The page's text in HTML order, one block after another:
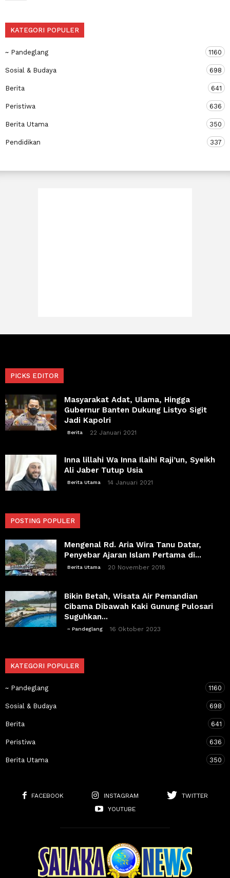
KATEGORI POPULER
~ Pandeglang 1160
Sosial & Budaya 698
Berita 641
Peristiwa 636
Berita Utama 350
Pendidikan 337
PICKS EDITOR
Masyarakat Adat, Ulama, Hingga
Gubernur Banten Dukung Listyo Sigit
Jadi Kapolri
Berita 22 Januari 2021
Inna lillahi Wa Inna Ilaihi Raji’un, Syeikh
Ali Jaber Tutup Usia
Berita Utama 14 Januari 2021
POSTING POPULER
Mengenal Rd. Aria Wira Tanu Datar,
Penyebar Ajaran Islam Pertama di...
Berita Utama 20 November 2018
Bikin Betah, Wisata Air Pemandian
Cibama Dibawah Kaki Gunung Pulosari
Suguhkan...
~ Pandeglang 16 Oktober 2023
KATEGORI POPULER
~ Pandeglang 1160
Sosial & Budaya 698
Berita 641
Peristiwa 636
Berita Utama 350
FACEBOOK INSTAGRAM
TWITTER
YOUTUBE